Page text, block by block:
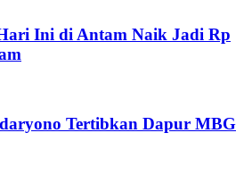
Ini di Antam Naik Jadi Rp
Tertibkan Dapur MBG